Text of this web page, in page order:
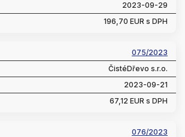
2023-09-29
196,70 EUR s DPH
075/2023
ČistéDřevo s.r.o.
2023-09-21
67,12 EUR s DPH
076/2023